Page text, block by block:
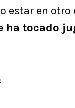
estar en
ha tocado